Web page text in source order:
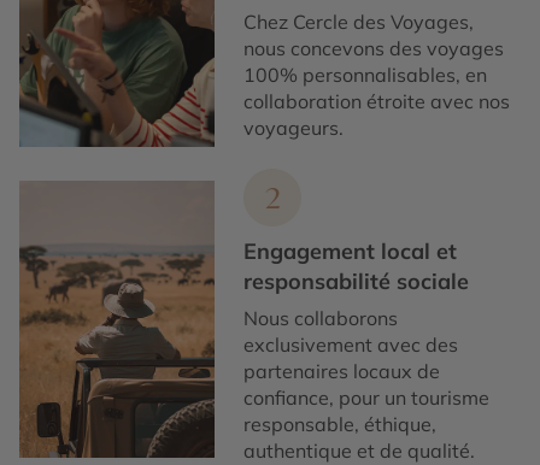
Chez Cercle des Voyages,
nous concevons des voyages
100% personnalisables, en
collaboration étroite avec nos
voyageurs.
2
Engagement local et
responsabilité sociale
Nous collaborons
exclusivement avec des
partenaires locaux de
confiance, pour un tourisme
responsable, éthique,
authentique et de qualité.